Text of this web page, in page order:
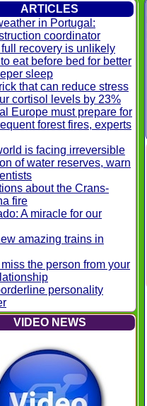
ARTICLES
in Portugal:
coordinator
recovery is unlikely
eat before bed for better
sleep
that can reduce stress
cortisol levels by 23%
Europe must prepare for
forest fires, experts
is facing irreversible
of water reserves, warn
about the Crans-
fire
A miracle for our
amazing trains in
miss the person from your
personality
VIDEO NEWS